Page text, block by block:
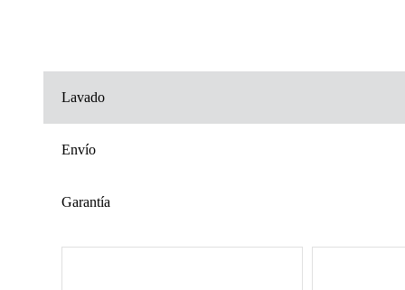
Lavado
Envío
Garantía